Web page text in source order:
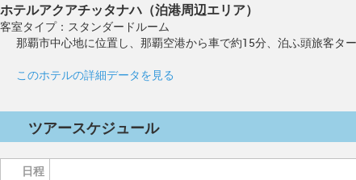
ホテルアクアチッタナハ（泊港周辺エリア）
客室タイプ：スタンダードルーム
那覇市中心地に位置し、那覇空港から車で約15分、泊ふ頭旅客タ
このホテルの詳細データを見る
ツアースケジュール
日程